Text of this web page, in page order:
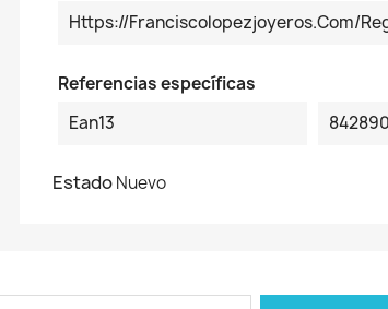
Https://franciscolopezjoyeros.com/
Referencias específicas
Ean13
EstadoNuevo